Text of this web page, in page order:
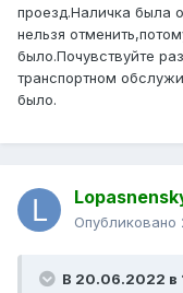
проезд.Наличка была
нельзя
было.Почувствуйте
транспортном
было.
Опубликовано
В 20.06.2022 в